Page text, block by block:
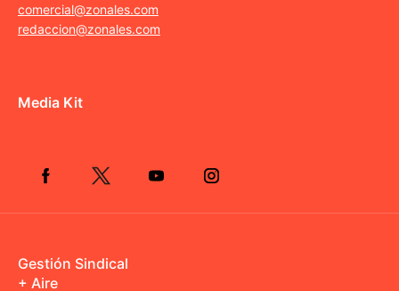
comercial@zonales.com
redaccion@zonales.com
Media Kit
Gestión Sindical
+ Aire